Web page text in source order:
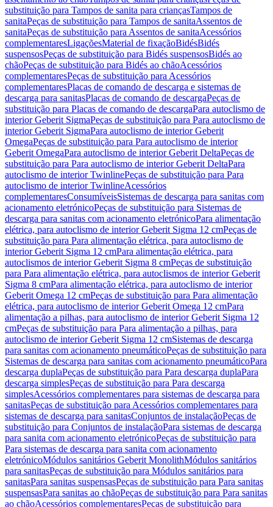
substituição para Tampos de sanita para criançasTampos de
sanitaPeças de substituição para Tampos de sanitaAssentos de
sanitaPeças de substituição para Assentos de sanitaAcessórios
complementaresLigaçõesMaterial de fixaçãoBidésBidés
suspensosPeças de substituição para Bidés suspensosBidés ao
chãoPeças de substituição para Bidés ao chãoAcessórios
complementaresPeças de substituição para Acessórios
complementaresPlacas de comando de descarga e sistemas de
descarga para sanitasPlacas de comando de descargaPeças de
substituição para Placas de comando de descargaPara autoclismo de
interior Geberit SigmaPeças de substituição para Para autoclismo de
interior Geberit SigmaPara autoclismo de interior Geberit
OmegaPeças de substituição para Para autoclismo de interior
Geberit OmegaPara autoclismo de interior Geberit DeltaPeças de
substituição para Para autoclismo de interior Geberit DeltaPara
autoclismo de interior TwinlinePeças de substituição para Para
autoclismo de interior TwinlineAcessórios
complementaresConsumíveisSistemas de descarga para sanitas com
acionamento eletrónicoPeças de substituição para Sistemas de
descarga para sanitas com acionamento eletrónicoPara alimentação
elétrica, para autoclismo de interior Geberit Sigma 12 cmPeças de
substituição para Para alimentação elétrica, para autoclismo de
interior Geberit Sigma 12 cmPara alimentação elétrica, para
autoclismos de interior Geberit Sigma 8 cmPeças de substituição
para Para alimentação elétrica, para autoclismos de interior Geberit
Sigma 8 cmPara alimentação elétrica, para autoclismo de interior
Geberit Omega 12 cmPeças de substituição para Para alimentação
elétrica, para autoclismo de interior Geberit Omega 12 cmPara
alimentação a pilhas, para autoclismo de interior Geberit Sigma 12
cmPeças de substituição para Para alimentação a pilhas, para
autoclismo de interior Geberit Sigma 12 cmSistemas de descarga
para sanitas com acionamento pneumáticoPeças de substituição para
Sistemas de descarga para sanitas com acionamento pneumáticoPara
descarga duplaPeças de substituição para Para descarga duplaPara
descarga simplesPeças de substituição para Para descarga
simplesAcessórios complementares para sistemas de descarga para
sanitasPeças de substituição para Acessórios complementares para
sistemas de descarga para sanitasConjuntos de instalaçãoPeças de
substituição para Conjuntos de instalaçãoPara sistemas de descarga
para sanita com acionamento eletrónicoPeças de substituição para
Para sistemas de descarga para sanita com acionamento
eletrónicoMódulos sanitários Geberit MonolithMódulos sanitários
para sanitasPeças de substituição para Módulos sanitários para
sanitasPara sanitas suspensasPeças de substituição para Para sanitas
suspensasPara sanitas ao chãoPeças de substituição para Para sanitas
ao chãoAcessórios complementaresPeças de substituição para